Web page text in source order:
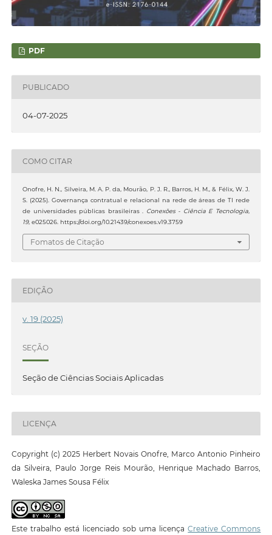
PDF
PUBLICADO
04-07-2025
COMO CITAR
Onofre, H. N., Silveira, M. A. P. da, Mourão, P. J. R., Barros, H. M., & Félix, W. J.
S. (2025). Governança contratual e relacional na rede de áreas de TI rede
de universidades públicas brasileiras . Conexões - Ciência E Tecnologia,
19, e025026. https://doi.org/10.21439/conexoes.v19.3759
Fomatos de Citação
EDIÇÃO
v. 19 (2025)
SEÇÃO
Seção de Ciências Sociais Aplicadas
LICENÇA
Copyright (c) 2025 Herbert Novais Onofre, Marco Antonio Pinheiro
da Silveira, Paulo Jorge Reis Mourão, Henrique Machado Barros,
Waleska James Sousa Félix
Este trabalho está licenciado sob uma licençaCreative Commons